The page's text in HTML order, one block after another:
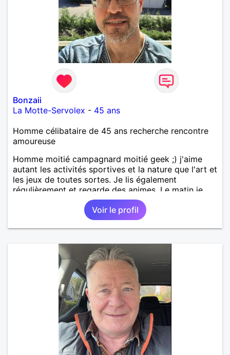
Bonzaii
La Motte-Servolex - 45 ans
Homme célibataire de 45 ans recherche rencontre
amoureuse
Homme moitié campagnard moitié geek ;) j'aime
autant les activités sportives et la nature que l'art et
les jeux de toutes sortes. Je lis également
régulièrement et regarde des animes. Le matin je
travaille en grande distrib et l'après midi je suis
illustrateur freelance (en tentative de reconversion!).
Voir le profil